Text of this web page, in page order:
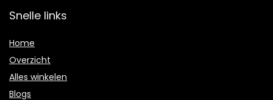
Snelle links
Home
Overzicht
Alles winkelen
Blogs